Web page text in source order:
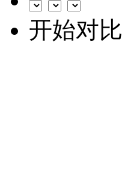
开始对比